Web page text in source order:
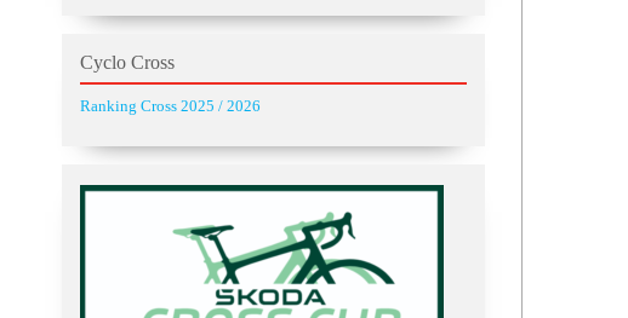
Cyclo Cross
Ranking Cross 2025 / 2026